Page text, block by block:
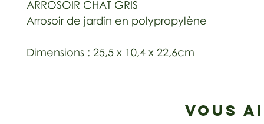
ARROSOIR CHAT GRIS
Arrosoir de jardin en polypropylène
Dimensions : 25,5 x 10,4 x 22,6cm
VOUS